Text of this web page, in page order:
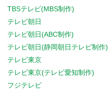
TBSテレビ(MBS制作)
テレビ朝日
テレビ朝日(ABC制作)
テレビ朝日(静岡朝日テレビ制作)
テレビ東京
テレビ東京(テレビ愛知制作)
フジテレビ